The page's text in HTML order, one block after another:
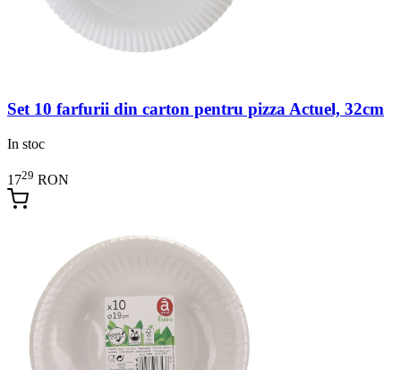
Set 10 farfurii din carton pentru pizza Actuel, 32cm
In stoc
1729 RON